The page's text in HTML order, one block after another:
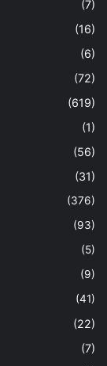
(7)
(16)
(6)
(72)
(619)
(1)
(56)
(31)
(376)
(93)
(5)
(9)
(41)
(22)
(7)